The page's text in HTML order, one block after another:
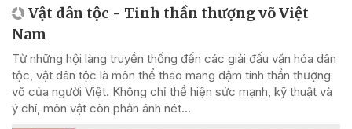
Vật dân tộc - Tinh thần thượng võ Việt
Nam
Từ những hội làng truyền thống đến các giải đấu văn hóa dân
tộc, vật dân tộc là môn thể thao mang đậm tinh thần thượng
võ của người Việt. Không chỉ thể hiện sức mạnh, kỹ thuật và
ý chí, môn vật còn phản ánh nét...